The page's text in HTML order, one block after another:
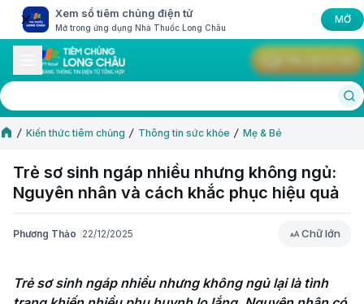
Xem sổ tiêm chủng điện tử
Mở trong ứng dụng Nhà Thuốc Long Châu
MỞ
Kiến thức tiêm chủng Thông tin sức khỏe Mẹ & Bé
Trẻ sơ sinh ngáp nhiều nhưng không ngủ:
Nguyên nhân và cách khắc phục hiệu quả
Phương Thảo 22/12/2025 Chữ lớn
Chữ lớn
Trẻ sơ sinh ngáp nhiều nhưng không ngủ lại là tình